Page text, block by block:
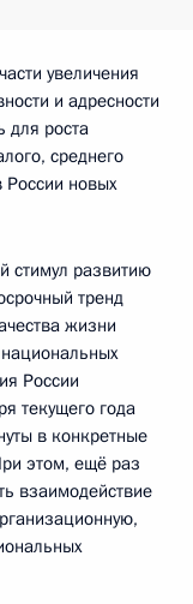
увеличения
и адресности
для роста
среднего
России новых
стимул развитию
тренд
жизни
России
текущего года
в конкретные
этом, ещё раз
взаимодействие